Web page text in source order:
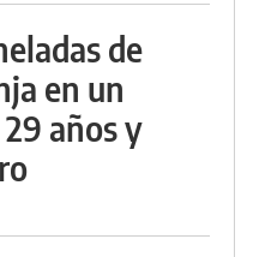
de
en un
años y